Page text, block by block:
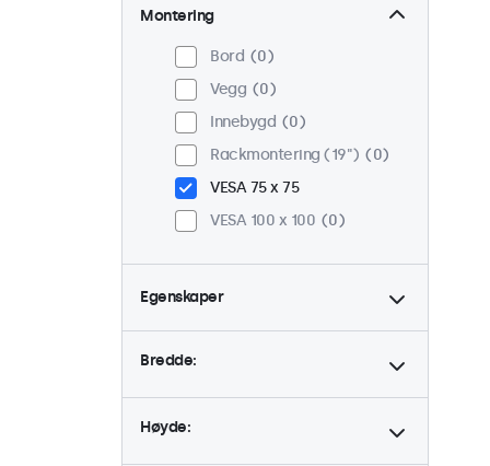
Montering
Bord
0
Vegg
0
Innebygd
0
Rackmontering (19")
0
VESA 75 x 75
VESA 100 x 100
0
Egenskaper
4:3 / 5:4
0
Dimbar
0
24/7 bruk
0
Bredde:
Høyde: